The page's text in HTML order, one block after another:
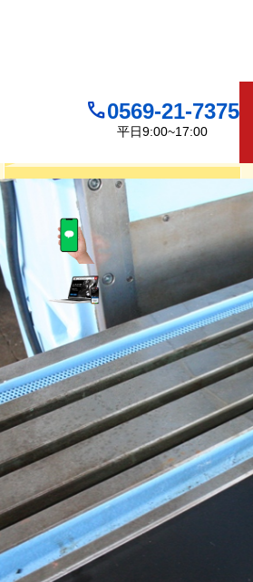
0569-21-7375
平日9:00~17:00
買取について
お見積り・査定は
LINEで査定 （友だち追加）
買取フォームで査定
お電話でも受け付けております
0569-21-7375
平日9:00~17:00
キーワード検索